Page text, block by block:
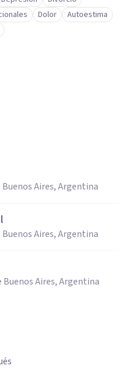
empático y dedicado
expatriaciones,
ansiedad, angustias,
vinculares…
Dolor
Autoestima
Buenos Aires, Argentina
Buenos Aires, Argentina
Buenos Aires, Argentina